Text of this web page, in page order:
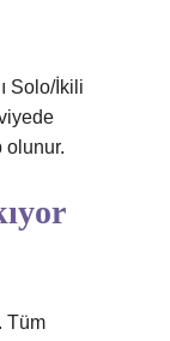
Solo/İkili
olunur.
Tüm